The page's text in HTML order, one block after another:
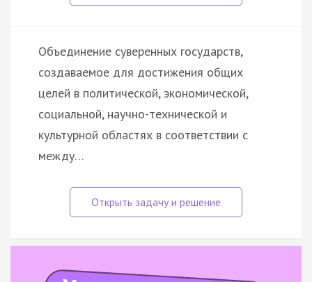
Объединение суверенных государств,
создаваемое для достижения общих
целей в политической, экономической,
социальной, научно-технической и
культурной областях в соответствии с
между…